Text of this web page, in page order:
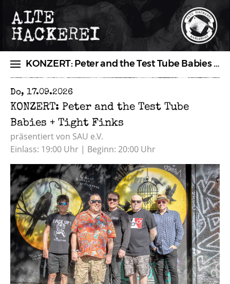
KONZERT: Peter and the Test Tube Babies + Tight Finks
NEUIGKEITEN
TICKETS
ÜBER UNS
VERMIETUNG
SHOP
ANFAHRT & ÖFFNUNGSZEITEN
BOOKING
FACEBOOK
Do, 17.09.2026
KONZERT: Peter and the Test Tube
Babies + Tight Finks
präsentiert von SAU e.V.
Einlass: 19:00 Uhr | Beginn: 20:00 Uhr